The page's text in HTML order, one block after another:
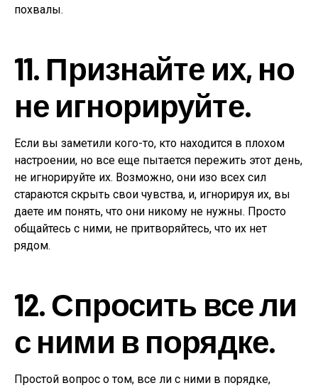
похвалы.
11. Признайте их, но
не игнорируйте.
Если вы заметили кого-то, кто находится в плохом
настроении, но все еще пытается пережить этот день,
не игнорируйте их. Возможно, они изо всех сил
стараются скрыть свои чувства, и, игнорируя их, вы
даете им понять, что они никому не нужны. Просто
общайтесь с ними, не притворяйтесь, что их нет
рядом.
12. Спросить все ли
с ними в порядке.
Простой вопрос о том, все ли с ними в порядке,